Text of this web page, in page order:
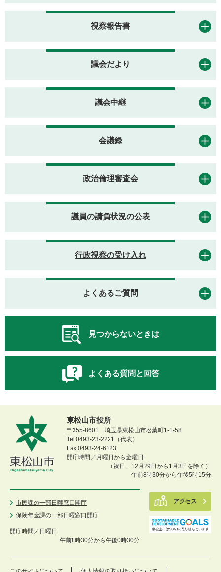
視察報告書
議会だより
議会中継
会議録
政治倫理審査会
議員の請負状況の公表
行政視察の受け入れ
よくあるご質問
見つからないときは
よくある質問と回答
東松山市役所
〒355-8601 埼玉県東松山市松葉町1-1-58
Tel:0493-23-2221（代表）
Fax:0493-24-6123
開庁時間／月曜日から金曜日
（祝日、12月29日から1月3日を除く）
午前8時30分から午後5時15分
市民課の一部日曜窓口開庁
保険年金課の一部日曜窓口開庁
開庁時間／ 日曜日
午前8時30分から午後0時30分
アクセス